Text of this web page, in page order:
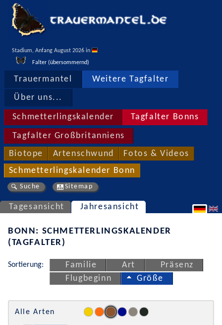
Stadium, Anfang August 2026 in
Falter (übersommernd)
Trauermantel Weitere Tagfalter
Über uns...
Schmetterlingskalender Tagfalter Bonns
Tagfalter Großbritanniens
Biotope Artenschwund Fotos & Videos
Schmetterlingskalender Bonn
Suche Sitemap
Tagesansicht Jahresansicht
BONN: SCHMETTERLINGSKALENDER
(TAGFALTER)
Sortierung: Familie Art
Präsenz
Flugbeginn
Größe
Alle Arten